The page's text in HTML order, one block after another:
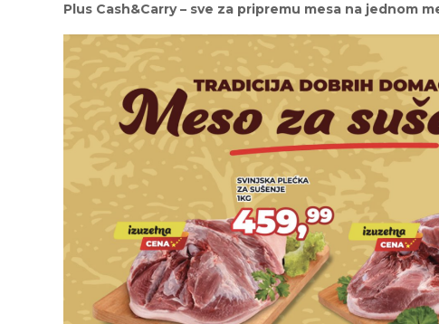
Plus Cash&Carry – sve za pripremu mesa na jednom